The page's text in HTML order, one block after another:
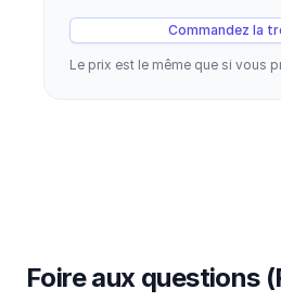
Commandez la
Le prix est le même que si vous
Foire aux questions